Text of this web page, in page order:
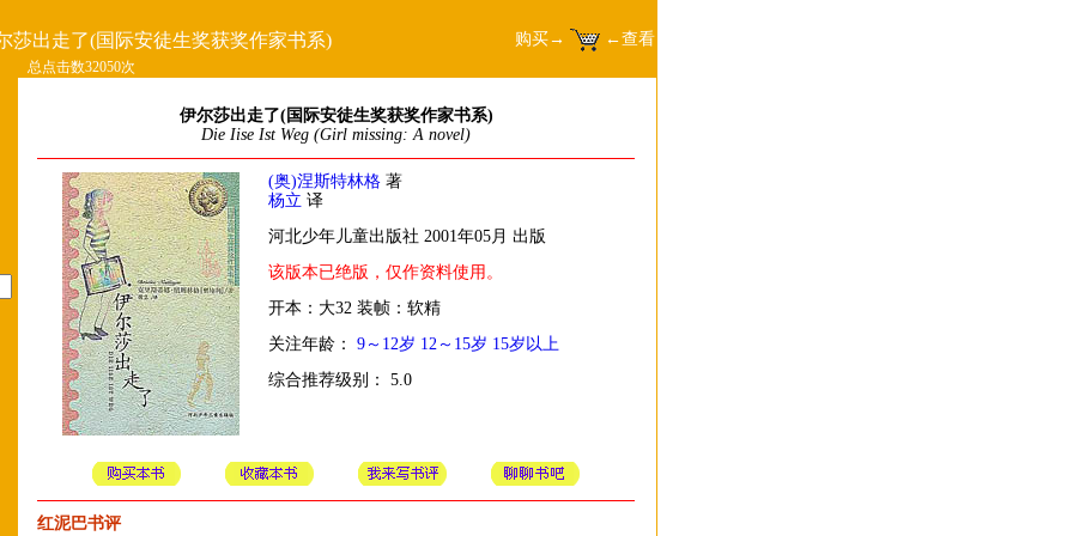
莎出走了(国际安徒生奖获奖作家书系) 购买→ ←查看
总点击数32050次
伊尔莎出走了(国际安徒生奖获奖作家书系)
Die Iise Ist Weg (Girl missing: A novel)
(奥)涅斯特林格 著
杨立 译
河北少年儿童出版社 2001年05月 出版
该版本已绝版，仅作资料使用。
开本：大32 装帧：软精
关注年龄： 9～12岁 12～15岁 15岁以上
综合推荐级别： 5.0
红泥巴书评